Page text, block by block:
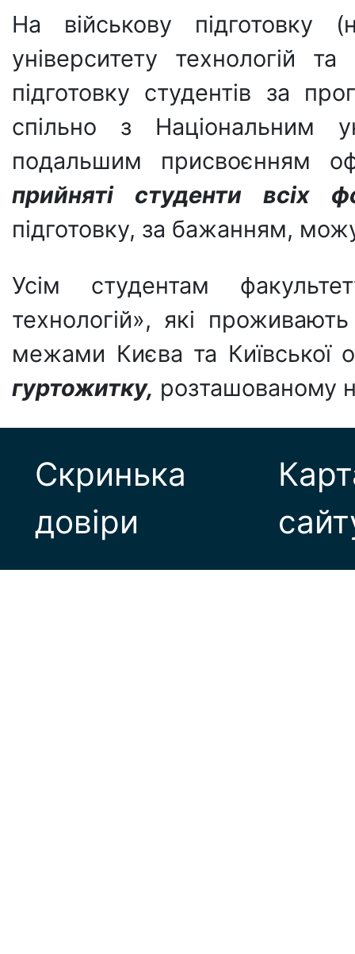
На військову підготовку
університету технологій та
підготовку студентів за
спільно з Національним
подальшим присвоєнням
прийняті студенти всіх
підготовку, за бажанням,
Усім студентам
технологій», які
межами Києва та Київської
гуртожитку, розташованому
Скринька
довіри